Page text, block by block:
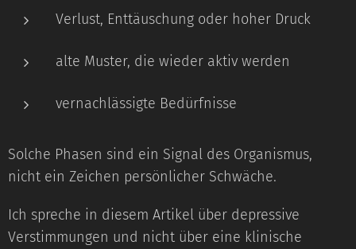
Verlust, Enttäuschung oder hoher Druck
alte Muster, die wieder aktiv werden
vernachlässigte Bedürfnisse
Solche Phasen sind ein Signal des Organismus,
nicht ein Zeichen persönlicher Schwäche.
Ich spreche in diesem Artikel über depressive
Verstimmungen und nicht über eine klinische